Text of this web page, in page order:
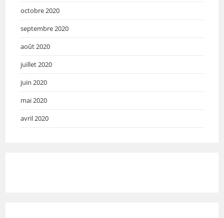
octobre 2020
septembre 2020
août 2020
juillet 2020
juin 2020
mai 2020
avril 2020